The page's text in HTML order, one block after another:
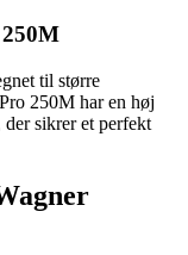
til større
250M har en høj
sikrer et perfekt